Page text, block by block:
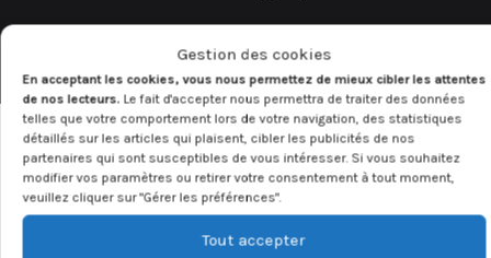
Gestion des cookies
En acceptant les cookies, vous nous permettez de mieux cibler les attentes
de nos lecteurs. Le fait d'accepter nous permettra de traiter des données
telles que votre comportement lors de votre navigation, des statistiques
détaillés sur les articles qui plaisent, cibler les publicités de nos
partenaires qui sont susceptibles de vous intéresser. Si vous souhaitez
modifier vos paramètres ou retirer votre consentement à tout moment,
veuillez cliquer sur "Gérer les préférences".
Tout accepter